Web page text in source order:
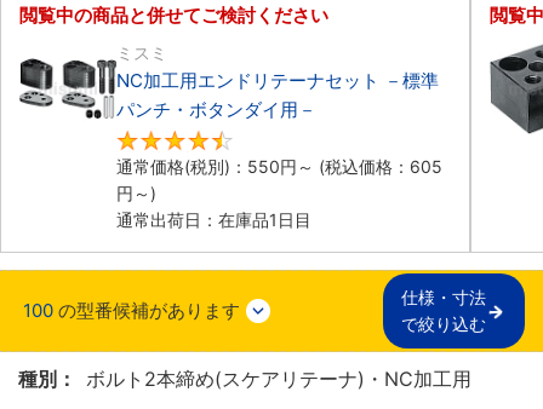
閲覧中の商品と併せてご検討ください
ミスミ
NC加工用エンドリテーナセット －標準
パンチ・ボタンダイ用－
通常価格(税別)： 550円 ～ (税込価格： 605
円 ～)
通常出荷日：在庫品1日目
閲覧
100 の型番候補があります
仕様・寸法
で絞り込む
種別： ボルト2本締め(スケアリテーナ)・NC加工用